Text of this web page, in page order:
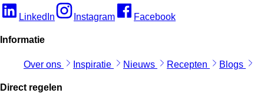
LinkedIn Instagram Facebook
Informatie
Over ons Inspiratie Nieuws Recepten Blogs
Direct regelen